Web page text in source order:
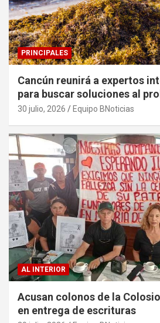
PRINCIPALES
Cancún reunirá a expertos
para buscar soluciones al
sargazo
30 julio, 2026 Equipo BNoticias
AL INTERIOR
Acusan colonos de la
en entrega de escrituras